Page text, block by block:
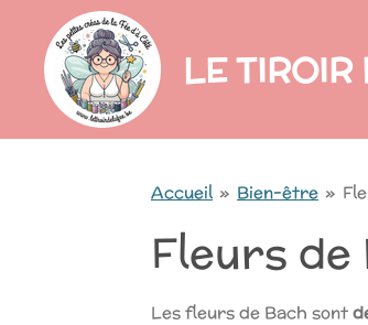
Passer
contenu
principal
LE TIROIR
Accueil » Bien-être »
Fleurs de
Les fleurs de Bach sont